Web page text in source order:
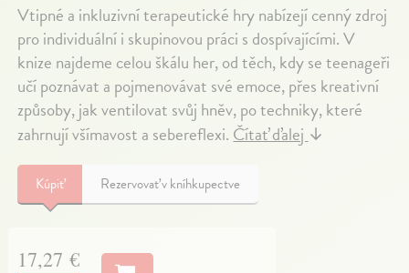
Vtipné a inkluzivní terapeutické hry nabízejí cenný zdroj
pro individuální i skupinovou práci s dospívajícími. V
knize najdeme celou škálu her, od těch, kdy se teenageři
učí poznávat a pojmenovávat své emoce, přes kreativní
způsoby, jak ventilovat svůj hněv, po techniky, které
zahrnují všímavost a sebereflexi. Čítať ďalej ↓
Kúpiť Rezervovať v kníhkupectve
17,27 €